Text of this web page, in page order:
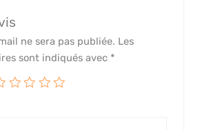
ne sera pas publiée. Les
sont indiqués avec *